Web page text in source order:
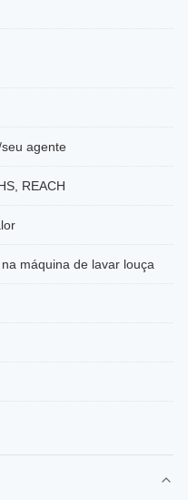
agente
REACH
máquina de lavar louça